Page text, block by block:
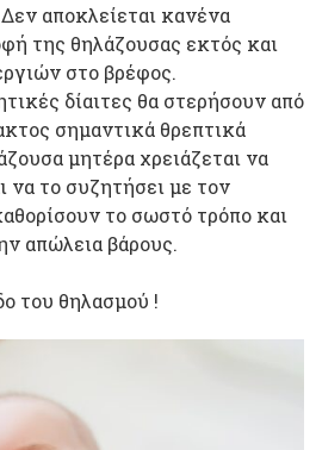
αποκλείεται κανένα
της θηλάζουσας εκτός και
στο βρέφος.
δίαιτες θα στερήσουν από
σημαντικά θρεπτικά
μητέρα χρειάζεται να
να το συζητήσει με τον
το σωστό τρόπο και
απώλεια βάρους.
του θηλασμού !